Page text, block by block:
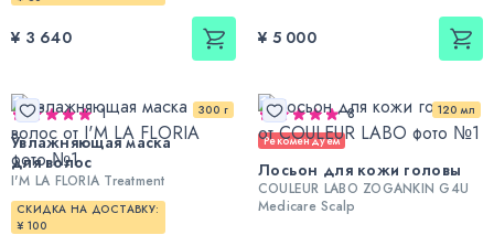
¥ 3 640 ¥ 5 000
300 г
1
Увлажняющая маска
для волос
I'M LA FLORIA Treatment
СКИДКА НА ДОСТАВКУ:
¥ 100
120 мл
8
Рекомендуем
Лосьон для кожи головы
COULEUR LABO ZOGANKIN G4U
Medicare Scalp